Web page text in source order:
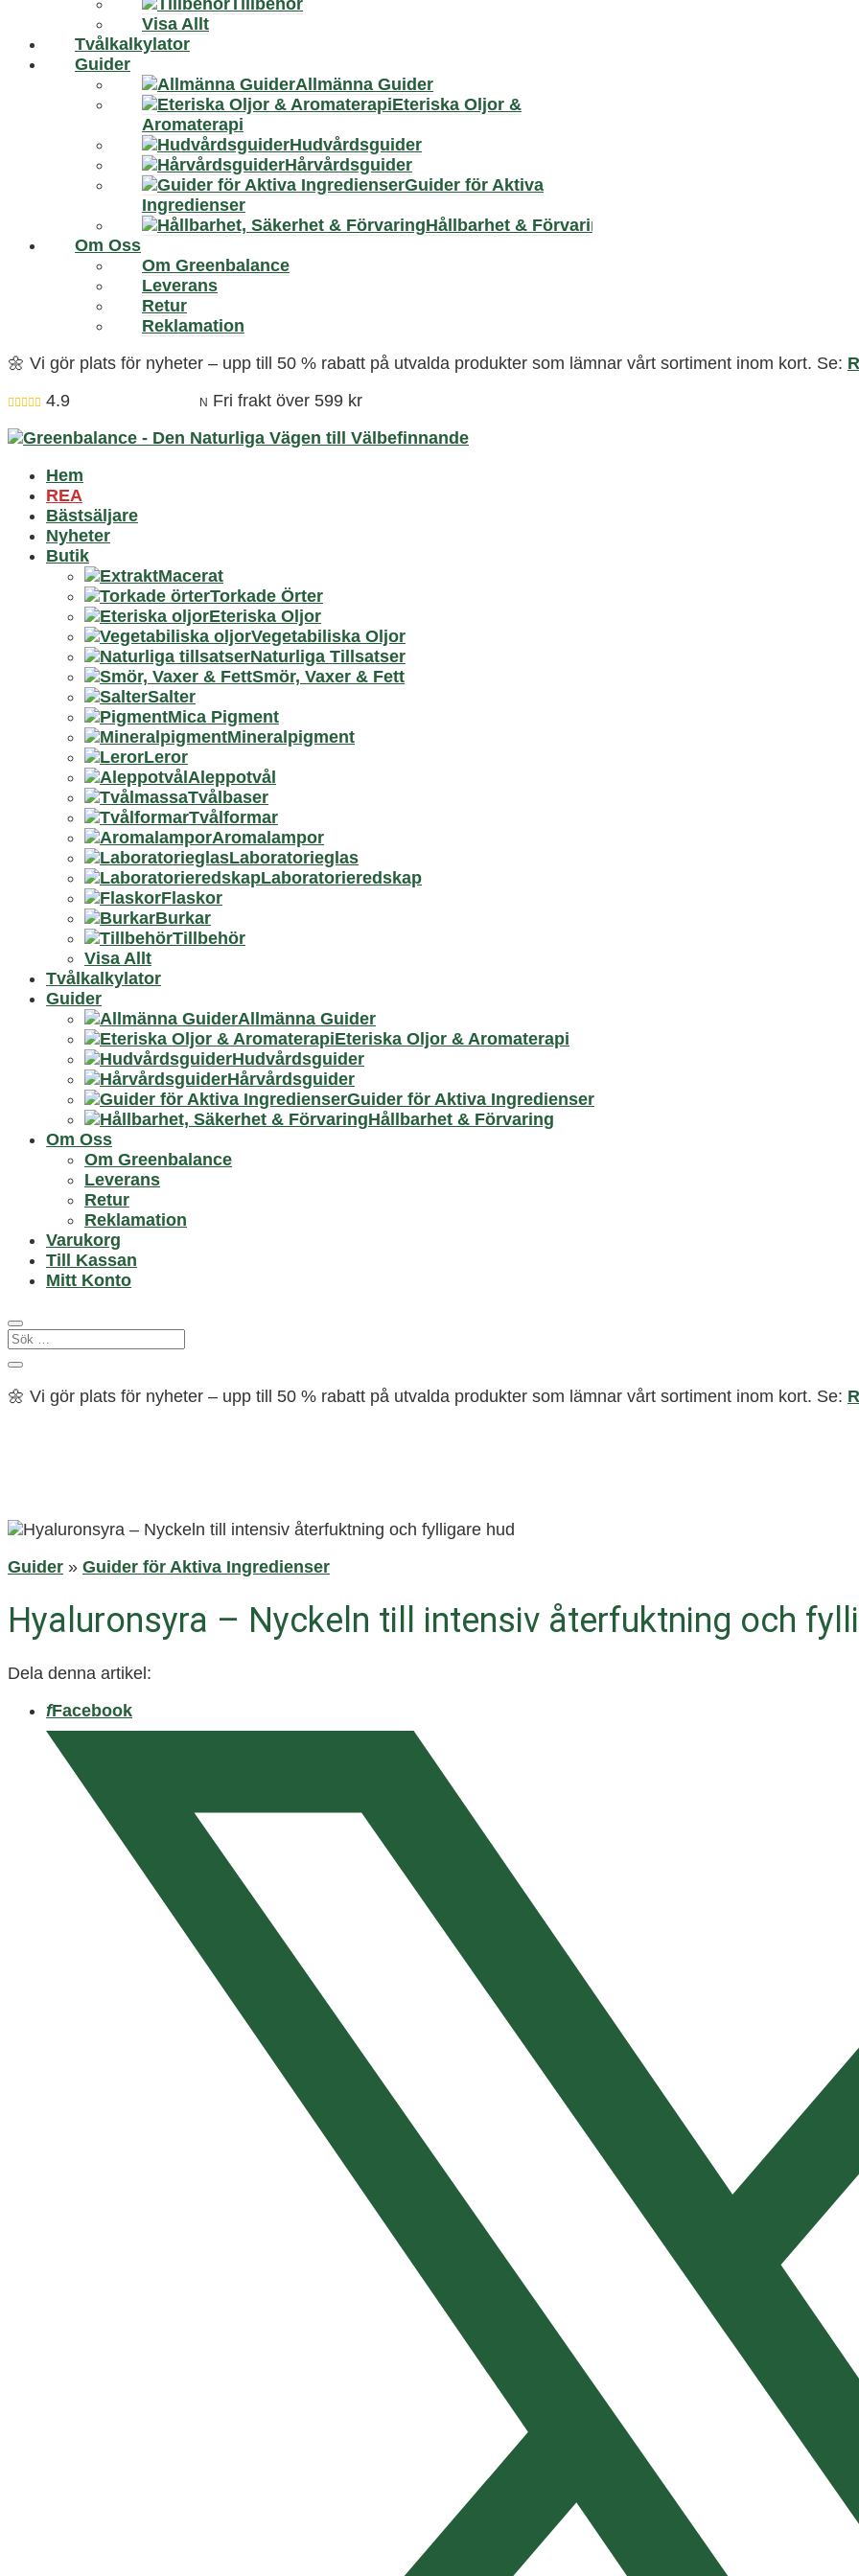
Tillbehör
Visa Allt
Tvålkalkylator
Guider
Allmänna Guider
Eteriska Oljor &
Aromaterapi
Hudvårdsguider
Hårvårdsguider
Guider för Aktiva
Ingredienser
Hållbarhet & Förvaring
Om Oss
Om Greenbalance
Leverans
Retur
Reklamation
🌼 Vi gör plats för nyheter – upp till 50 % rabatt på utvalda produkter som lämnar vårt sortiment inom kort. Se:
 4.9 N Fri frakt över 599 kr
Hem
REA
Bästsäljare
Nyheter
Butik
Macerat
Torkade Örter
Eteriska Oljor
Vegetabiliska Oljor
Naturliga Tillsatser
Smör, Vaxer & Fett
Salter
Mica Pigment
Mineralpigment
Leror
Aleppotvål
Tvålbaser
Tvålformar
Aromalampor
Laboratorieglas
Laboratorieredskap
Flaskor
Burkar
Tillbehör
Visa Allt
Tvålkalkylator
Guider
Allmänna Guider
Eteriska Oljor & Aromaterapi
Hudvårdsguider
Hårvårdsguider
Guider för Aktiva Ingredienser
Hållbarhet & Förvaring
Om Oss
Om Greenbalance
Leverans
Retur
Reklamation
Varukorg
Till Kassan
Mitt Konto
🌼 Vi gör plats för nyheter – upp till 50 % rabatt på utvalda produkter som lämnar vårt sortiment inom kort. Se:
Guider » Guider för Aktiva Ingredienser
Hyaluronsyra – Nyckeln till intensiv återfuktning och
Dela denna artikel:
fFacebook